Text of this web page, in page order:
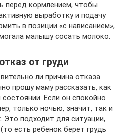
перед кормлением, чтобы
выработку и подачу
в позиции «с нависанием»,
малышу сосать молоко.
от груди
ли причина отказа
прошу маму рассказать, как
Если он спокойно
только ночью, значит, так и
Это подходит для ситуации,
есть ребенок берет грудь